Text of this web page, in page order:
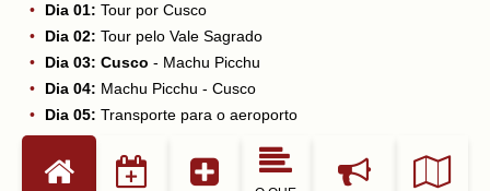
Dia 01: Tour por Cusco
Dia 02: Tour pelo Vale Sagrado
Dia 03: Cusco - Machu Picchu
Dia 04: Machu Picchu - Cusco
Dia 05: Transporte para o aeroporto